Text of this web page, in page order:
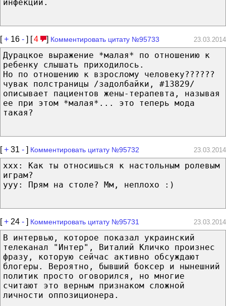
инфекций.
[+ 16 - ] [4 ] Комментировать цитату №95733 23.03.2014
Дурацкое выражение *малая* по отношению к
ребенку слышать приходилось.
Но по отношению к взрослому человеку??????
чувак полстраницы /задолбайки, #13829/
описывает пациентов жены-терапевта, называя
ее при этом *малая*... это теперь мода
такая?
[+ 31 - ] Комментировать цитату №95732 23.03.2014
xxx: Как ты относишься к настольным ролевым
играм?
yyy: Прям на столе? Мм, неплохо :)
[+ 24 - ] Комментировать цитату №95731 23.03.2014
В интервью, которое показал украинский
телеканал "Интер", Виталий Кличко произнес
фразу, которую сейчас активно обсуждают
блогеры. Вероятно, бывший боксер и нынешний
политик просто оговорился, но многие
считают это верным признаком сложной
личности оппозиционера.